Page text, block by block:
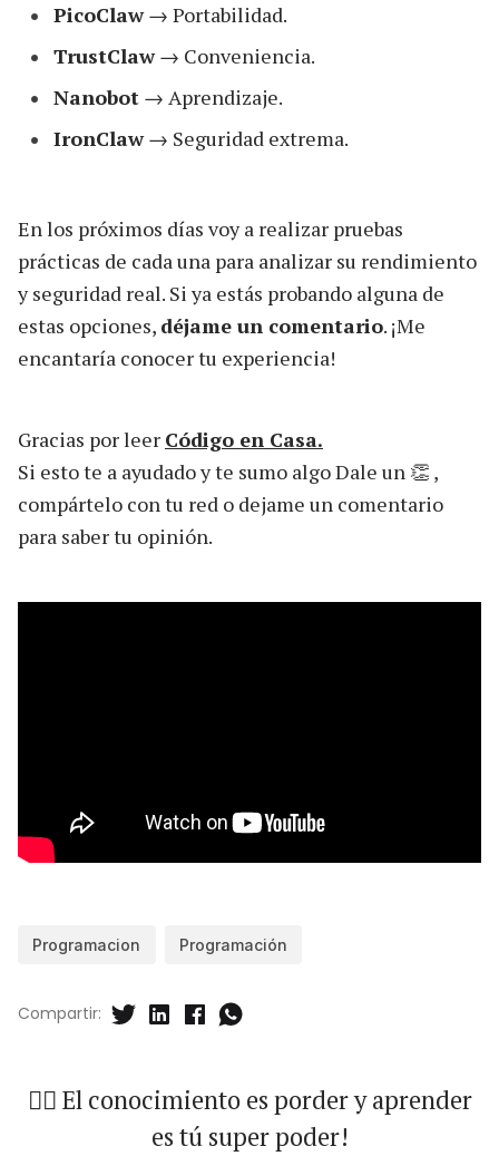
PicoClaw→ Portabilidad.
TrustClaw→ Conveniencia.
Nanobot → Aprendizaje.
IronClaw→ Seguridad extrema.
En los próximos días voy a realizar pruebas
prácticas de cada una para analizar su rendimiento
y seguridad real. Si ya estás probando alguna de
estas opciones, déjame un comentario. ¡Me
encantaría conocer tu experiencia!
Gracias por leer Código en Casa.
Si esto te a ayudado y te sumo algo Dale un 👏 ,
compártelo con tu red o dejame un comentario
para saber tu opinión.
Programacion Programación
Compartir:
🐱‍🏍 El conocimiento es porder y aprender
es tú super poder!